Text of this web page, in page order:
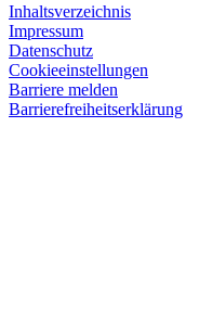
Inhaltsverzeichnis
Impressum
Datenschutz
Cookieeinstellungen
Barriere melden
Barrierefreiheitserklärung